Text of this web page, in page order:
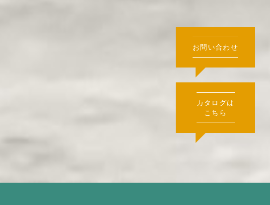
お問い合わせ
カタログは
こちら